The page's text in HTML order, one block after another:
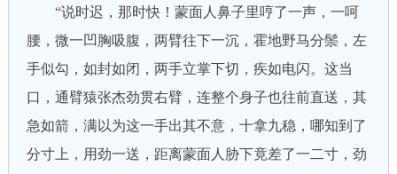
“说时迟，那时快！蒙面人鼻子里哼了一声，一呵
腰，微一凹胸吸腹，两臂往下一沉，霍地野马分鬃，左
手似勾，如封如闭，两手立掌下切，疾如电闪。这当
口，通臂猿张杰劲贯右臂，连整个身子也往前直送，其
急如箭，满以为这一手出其不意，十拿九稳，哪知到了
分寸上，用劲一送，距离蒙面人胁下竟差了一二寸，劲